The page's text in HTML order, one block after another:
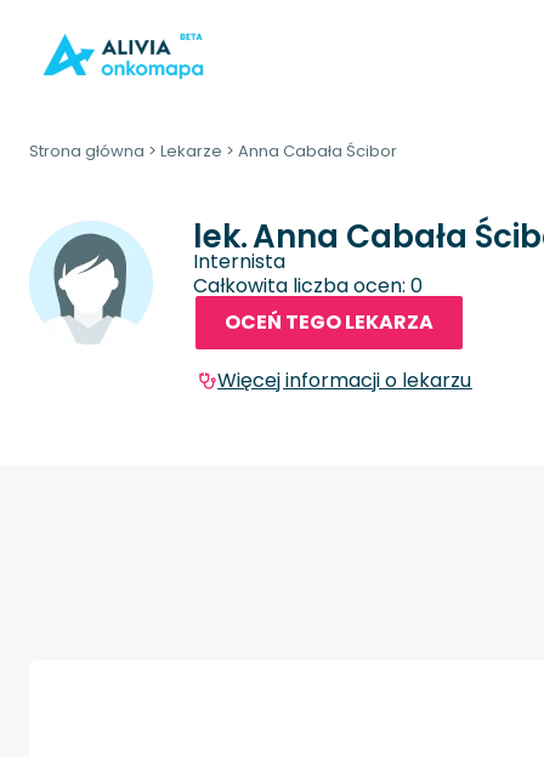
Strona główna > Lekarze > Anna Cabała Ścibor
lek.Anna Cabała
Internista
Całkowita liczba ocen: 0
OCEŃ TEGO LEKARZA
Więcej informacji o lekarzu